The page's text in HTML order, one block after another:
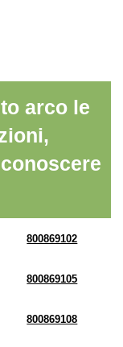
arco le
800869102
800869105
800869108